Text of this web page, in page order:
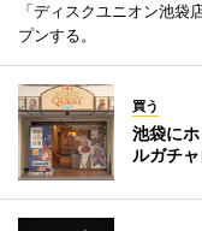
「ディスクユニオン池
プンする。
買う
池袋に
ルガチ